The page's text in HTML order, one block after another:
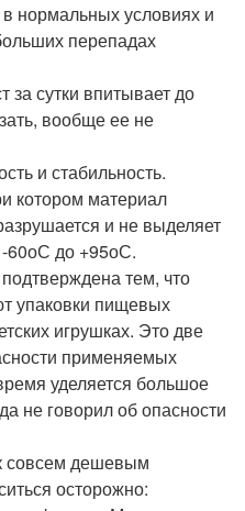
нормальных условиях и
перепадах
за сутки впитывает до
вообще ее не
и стабильность.
котором материал
и не выделяет
60оС до +95оС.
тем, что
упаковки пищевых
игрушках. Это две
применяемых
уделяется большое
не говорил об опасности
совсем дешевым
осторожно: